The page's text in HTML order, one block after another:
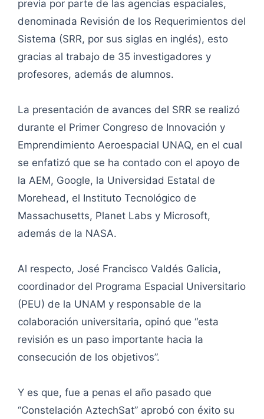
previa por parte de las agencias espaciales,
denominada Revisión de los Requerimientos del
Sistema (SRR, por sus siglas en inglés), esto
gracias al trabajo de 35 investigadores y
profesores, además de alumnos.
La presentación de avances del SRR se realizó
durante el Primer Congreso de Innovación y
Emprendimiento Aeroespacial UNAQ, en el cual
se enfatizó que se ha contado con el apoyo de
la AEM, Google, la Universidad Estatal de
Morehead, el Instituto Tecnológico de
Massachusetts, Planet Labs y Microsoft,
además de la NASA.
Al respecto, José Francisco Valdés Galicia,
coordinador del Programa Espacial Universitario
(PEU) de la UNAM y responsable de la
colaboración universitaria, opinó que “esta
revisión es un paso importante hacia la
consecución de los objetivos”.
Y es que, fue a penas el año pasado que
“Constelación AztechSat” aprobó con éxito su